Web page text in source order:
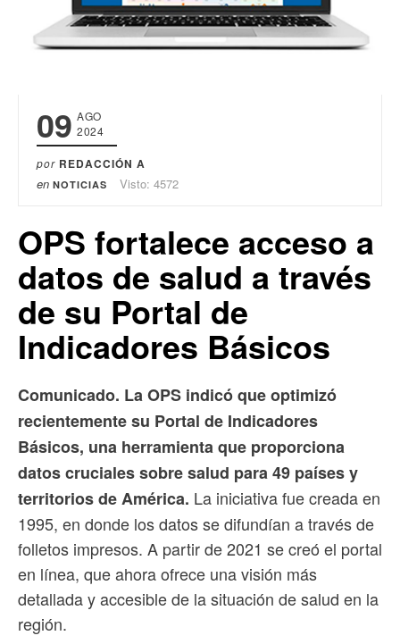
09 AGO
2024
por REDACCIÓN A
en NOTICIAS Visto: 4572
OPS fortalece acceso a
datos de salud a través
de su Portal de
Indicadores Básicos
Comunicado. La OPS indicó que optimizó
recientemente su Portal de Indicadores
Básicos, una herramienta que proporciona
datos cruciales sobre salud para 49 países y
territorios de América. La iniciativa fue creada en
1995, en donde los datos se difundían a través de
folletos impresos. A partir de 2021 se creó el portal
en línea, que ahora ofrece una visión más
detallada y accesible de la situación de salud en la
región.